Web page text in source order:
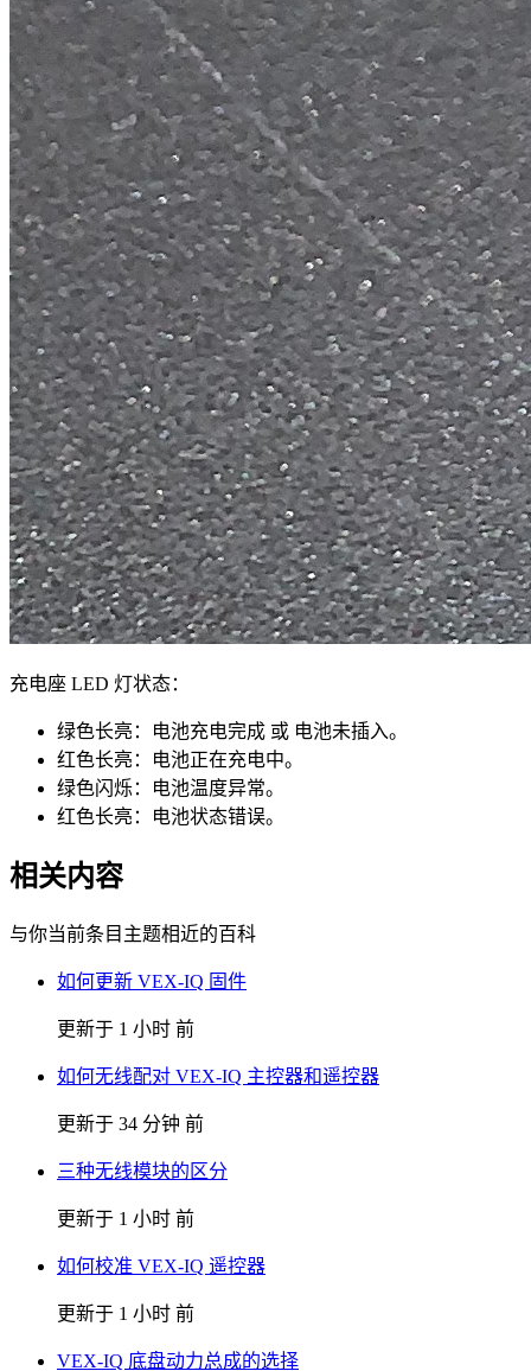
充电座 LED 灯状态：
绿色长亮：电池充电完成 或 电池未插入。
红色长亮：电池正在充电中。
绿色闪烁：电池温度异常。
红色长亮：电池状态错误。
相关内容
与你当前条目主题相近的百科
如何更新 VEX-IQ 固件
更新于 1 小时 前
如何无线配对 VEX-IQ 主控器和遥控器
更新于 34 分钟 前
三种无线模块的区分
更新于 1 小时 前
如何校准 VEX-IQ 遥控器
更新于 1 小时 前
VEX-IQ 底盘动力总成的选择